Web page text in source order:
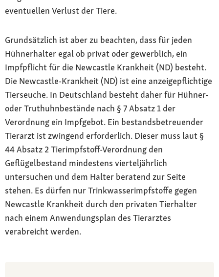
eventuellen Verlust der Tiere.
Grundsätzlich ist aber zu beachten, dass für jeden
Hühnerhalter egal ob privat oder gewerblich, ein
Impfpflicht für die Newcastle Krankheit (ND) besteht.
Die Newcastle-Krankheit (ND) ist eine anzeigepflichtige
Tierseuche. In Deutschland besteht daher für Hühner-
oder Truthuhnbestände nach § 7 Absatz 1 der
Verordnung ein Impfgebot. Ein bestandsbetreuender
Tierarzt ist zwingend erforderlich. Dieser muss laut §
44 Absatz 2 Tierimpfstoff-Verordnung den
Geflügelbestand mindestens vierteljährlich
untersuchen und dem Halter beratend zur Seite
stehen. Es dürfen nur Trinkwasserimpfstoffe gegen
Newcastle Krankheit durch den privaten Tierhalter
nach einem Anwendungsplan des Tierarztes
verabreicht werden.